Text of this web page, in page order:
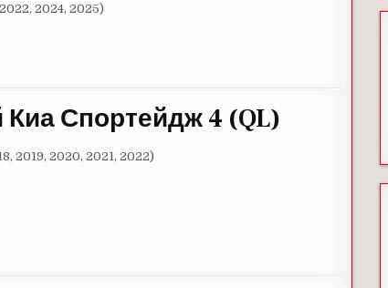
2022, 2024, 2025)
Киа Спортейдж 4 (QL)
2019, 2020, 2021, 2022)